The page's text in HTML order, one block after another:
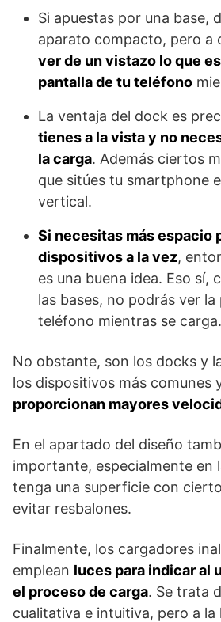
Si apuestas por una base,
aparato compacto, pero a
ver de un vistazo lo que
pantalla de tu teléfono
La ventaja del dock es
tienes a la vista y no
la carga. Además ciertos
que sitúes tu smartphone
vertical.
Si necesitas más espacio
dispositivos a la vez,
es una buena idea. Eso sí,
las bases, no podrás ver la
teléfono mientras se carga.
No obstante, son los docks y
los dispositivos más comunes
proporcionan mayores
En el apartado del diseño
importante, especialmente en
tenga una superficie con
evitar resbalones.
Finalmente, los cargadores
emplean luces para indicar al
el proceso de carga. Se trata
cualitativa e intuitiva, pero a la